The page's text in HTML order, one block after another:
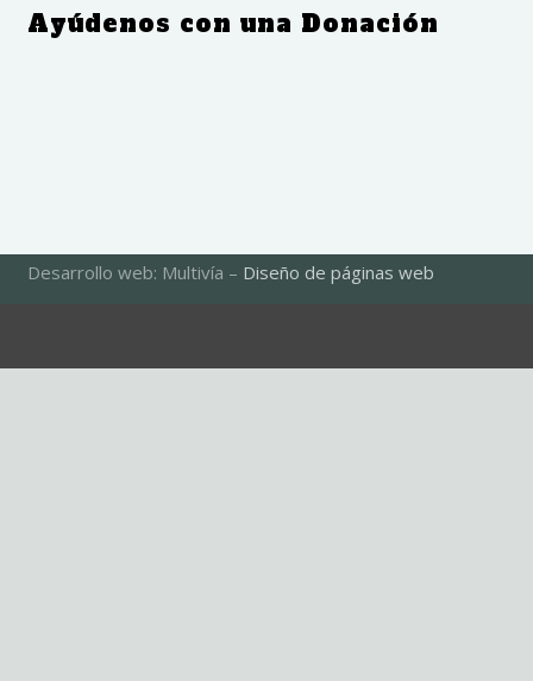
Ayúdenos con una Donación
Desarrollo web: Multivía – Diseño de páginas web